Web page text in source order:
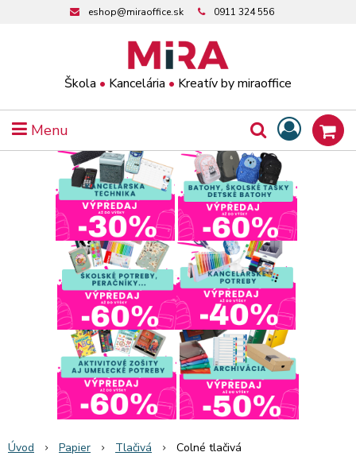
Škola • Kancelária • Kreatív by miraoffice
eshop@miraoffice.sk 0911 324 556
Menu
Úvod Papier Tlačivá Colné tlačivá